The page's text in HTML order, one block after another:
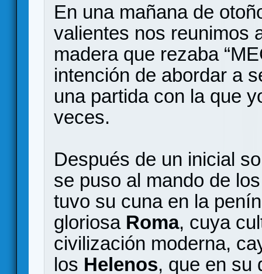
En una mañana de
valientes nos reunimos
madera que rezaba
intención de abordar a
una partida con la que
veces.
Después de un inicial
se puso al mando de
tuvo su cuna en la
gloriosa Roma, cuya
civilización moderna,
los Helenos, que en su